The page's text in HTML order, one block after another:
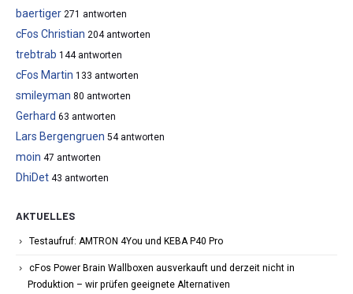
baertiger 271 antworten
cFos Christian 204 antworten
trebtrab 144 antworten
cFos Martin 133 antworten
smileyman 80 antworten
Gerhard 63 antworten
Lars Bergengruen 54 antworten
moin 47 antworten
DhiDet 43 antworten
AKTUELLES
Testaufruf: AMTRON 4You und KEBA P40 Pro
cFos Power Brain Wallboxen ausverkauft und derzeit nicht in
Produktion – wir prüfen geeignete Alternativen